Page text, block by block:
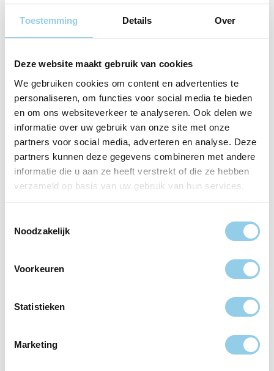
Toestemming Details Over
Deze website maakt gebruik van cookies
We gebruiken cookies om content en advertenties te
personaliseren, om functies voor social media te bieden
en om ons websiteverkeer te analyseren. Ook delen we
informatie over uw gebruik van onze site met onze
partners voor social media, adverteren en analyse. Deze
partners kunnen deze gegevens combineren met andere
informatie die u aan ze heeft verstrekt of die ze hebben
verzameld op basis van uw gebruik van hun services.
Noodzakelijk
Voorkeuren
Statistieken
Marketing dinner